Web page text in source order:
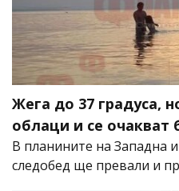
Жега до 37 градуса,
облаци и се очакват
В планините на Западна
следобед ще превали и